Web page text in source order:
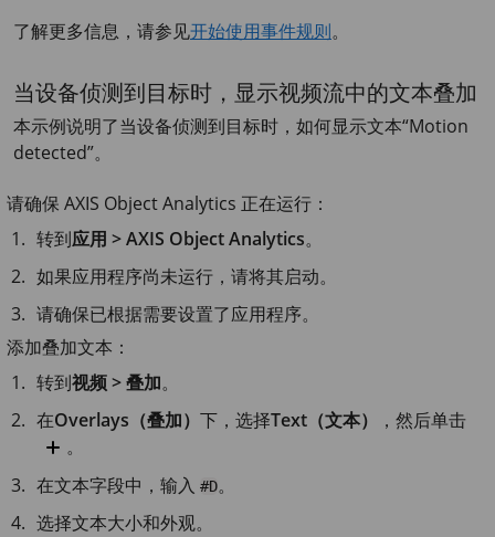
了解更多信息，请参见开始使用事件规则。
当设备侦测到目标时，显示视频流中的文本叠加
本示例说明了当设备侦测到目标时，如何显示文本“Motion
detected”。
请确保 AXIS ObjectAnalytics 正在运行：
转到应用 > AXIS Object Analytics。
如果应用程序尚未运行，请将其启动。
请确保已根据需要设置了应用程序。
添加叠加文本：
转到视频 > 叠加。
在Overlays（叠加）下，选择Text（文本）
，然后单击
。
在文本字段中，输入#D。
选择文本大小和外观。